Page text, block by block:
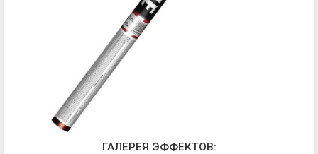
ГАЛЕРЕЯ ЭФФЕКТОВ: